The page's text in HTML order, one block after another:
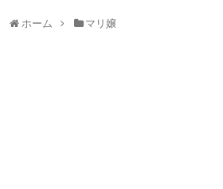
ホーム マリ嬢